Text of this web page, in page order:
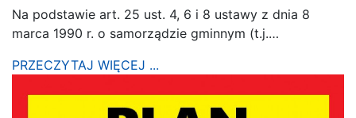
Na podstawie art. 25 ust. 4, 6 i 8 ustawy z dnia 8
marca 1990 r. o samorządzie gminnym (t.j.…
PRZECZYTAJ WIĘCEJ ...